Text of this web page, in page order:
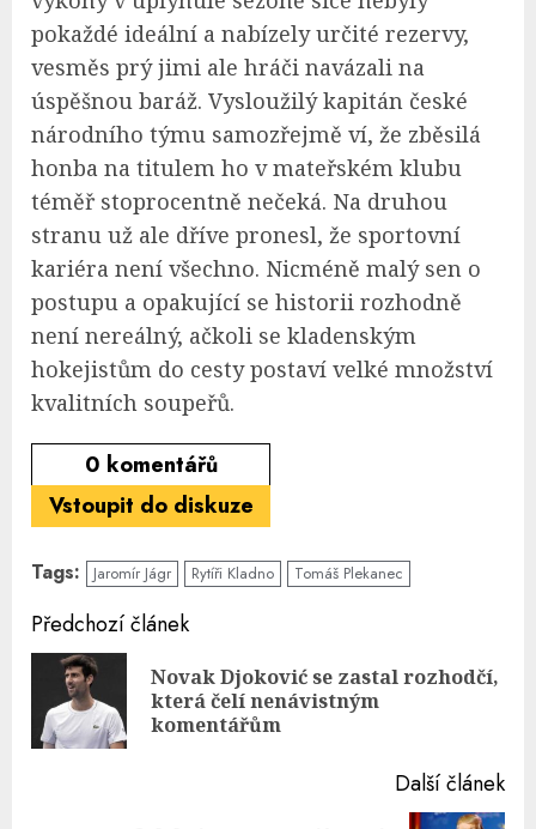
pokaždé ideální a nabízely určité rezervy,
vesměs prý jimi ale hráči navázali na
úspěšnou baráž. Vysloužilý kapitán české
národního týmu samozřejmě ví, že zběsilá
honba na titulem ho v mateřském klubu
téměř stoprocentně nečeká. Na druhou
stranu už ale dříve pronesl, že sportovní
kariéra není všechno. Nicméně malý sen o
postupu a opakující se historii rozhodně
není nereálný, ačkoli se kladenským
hokejistům do cesty postaví velké množství
kvalitních soupeřů.
0 komentářů
Vstoupit do diskuze
Tags: Jaromír Jágr Rytíři Kladno Tomáš Plekanec
Continue
Reading
Předchozí článek
Novak Djoković se zastal rozhodčí,
která čelí nenávistným
komentářům
Další článek